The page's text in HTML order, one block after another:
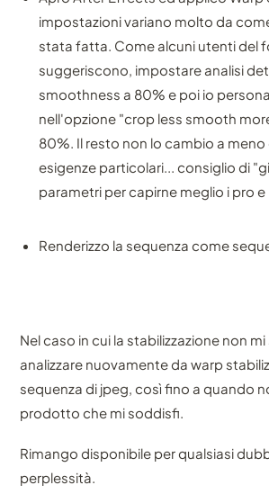
impostazioni variano molto da
stata fatta. Come alcuni utenti del
suggeriscono, impostare analisi
smoothness a 80% e poi io
nell'opzione "crop less smooth
80%. Il resto non lo cambio a meno
esigenze particolari... consiglio di
parametri per capirne meglio i pro
Renderizzo la sequenza come
Nel caso in cui la stabilizzazione non
analizzare nuovamente da warp
sequenza di jpeg, così fino a quando
prodotto che mi soddisfi.
Rimango disponibile per qualsiasi
perplessità.